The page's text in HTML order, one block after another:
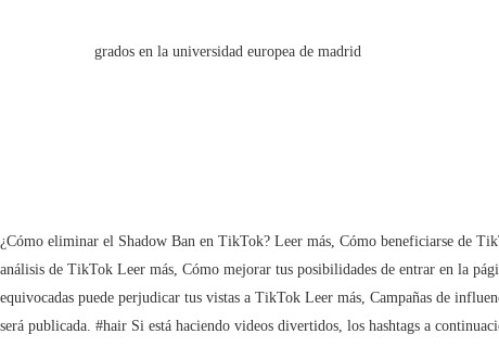
grados en la universidad europea de madrid
¿Cómo eliminar el Shadow Ban en TikTok? Leer más, Cómo beneficiarse de TikTok como pequeña marca Leer más, Cómo empezar con el marketing de influencers Leer más, Por qué las agencias de medios deberían usar Exolyt para análisis de TikTok Leer más, Cómo mejorar tus posibilidades de entrar en la página For You de TikTok Leer más, 11 razones por las que el marketing de influencers es la próxima gran novedad Leer más, Usar las herramientas de edición equivocadas puede perjudicar tus vistas a TikTok Leer más, Campañas de influencers de TikTok: esto es lo que necesita saber como creador. #sun Mira los videos más recientes de #virales en TikTok. Tu dirección de correo electrónico no será publicada. #hair Si está haciendo videos divertidos, los hashtags a continuación son algunos de los más utilizados. Conseguir mayor visibilidad y más seguidores. Ya que sabes cómo puedes buscar y seguir los hashtags de TikTok y lo que pueden ofrecerte, … Leer más, Compruebe cuál es el truco de edición de fotos de iPhone del que todo el mundo habla en TikTok. To earn more followers, ask participants to tag interested friends and followers. ¡Utiliza nuestra calculadora para conocer las ganancias de los influencers de TikTok! En el corto clip de 12 segundos, se observó al “guapo” azafato, catalogado así por la tiktoker. #homebeautyhacks Cinemanía. Hashtags play a critical role in TikTok and other social networks. First, we identified popular content categories on TikTok. Best Popular Hashtag to use with #hoy are #fuerza #trabajando #mañana #eleccion #notelopierdas … ¿Existe alguna estrategia para desmarcarse de ellos y conseguir viralidad igualmente? #healthiswealth Los mejores hashtags para videos divertidos de TikTok, Los mejores hashtags para videos educativos de TikTok, Los mejores hashtags para nuevas canciones para obtener más Me gusta, Los mejores hashtags para videos motivadores de TikTok, Mejores Hashtags para niños videos de TikTok, Mejores Hashtags para videos de amistad en TikTok, Los mejores videos de TikTok relacionados con Hashtags para la salud para más seguidores, Hashtags populares para videos de baile en TikTok, Top Hashtags para videos de recetas en TikTok, Los mejores hashtags para videos de belleza para obtener más vistas, Los mejores Hashtags para videos artísticos de TikTok, Los mejores hashtags para videos de festivales, Mejores Hashtags para rangoli videos de TikTok. Equipos, deportistas, competiciones… todos se han unido a TikTok. ▶️ Solo tienes que comenzar a escribir una palabra clave relacionada con el contenido de tu vídeo y encontrar los hashtags más populares de TikTok y sugerencias. Y la mejor parte: ¡su uso es gratuito! #fitness Entonces ahora debes haber entendido que Etiquetas es muy importante en Tik Tok videos si le gustó nuestra publicación, proporcione sus comentarios en el comentario y compártalos con sus amigos también. WebHoy en día los hashtags están de moda. Comentario * document.getElementById("comment").setAttribute( "id", "a5626cf7a31ae5b37e9269c08c1b2af1" );document.getElementById("jf0064cbe0").setAttribute( "id", "comment" ); ¿Qué hashtags usar para ser viral en TikTok? Nuestros socios (incluido Google) pueden almacenar, compartir y gestionar tus datos para ofrecer anuncios personalizados (anuncios basados en tu historial de navegación para una mejor experiencia).